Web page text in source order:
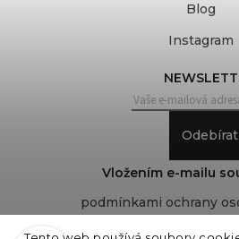
Blog
Instagram
Odebírat
Vložením e-mailu
podmínkami ochrany